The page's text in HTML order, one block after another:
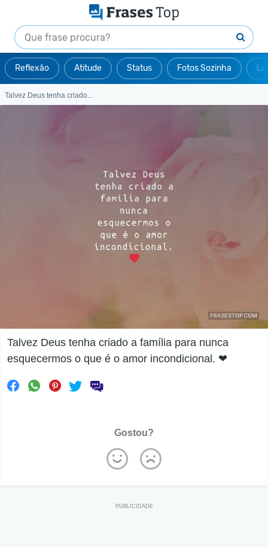
Reflexão Atitude Status Fotos Sozinha
Talvez Deus tenha criado...
Talvez Deus tenha criado a família para nunca
esquecermos o que é o amor incondicional. ❤
Gostou?